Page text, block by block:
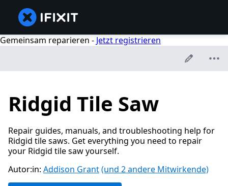
Gemeinsam reparieren - Jetzt registrieren
Ridgid Tile Saw
Repair guides, manuals, and troubleshooting help for
Ridgid tile saws. Get everything you need to repair
your Ridgid tile saw yourself.
Autor:in: Addison Grant(und 2 andere Mitwirkende)